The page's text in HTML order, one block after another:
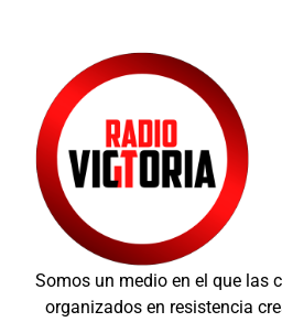
Somos un medio en el que las
organizados en resistencia